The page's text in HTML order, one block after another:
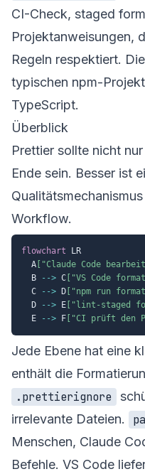
CI-Check, staged
Projektanweisungen,
Regeln respektiert.
typischen npm-
TypeScript.
Überblick
Prettier sollte nicht
Ende sein. Besser ist
Workflow.
flowchart LR
  A
["Claude Code
  B
--> C ["VS Code
  C
--> D ["npm run
  D
--> E ["lint-staged
  E
--> F ["CI prüft den
Jede Ebene hat eine
enthält die
.prettierignore
irrelevante Dateien.
Menschen, Claude
Befehle. VS Code